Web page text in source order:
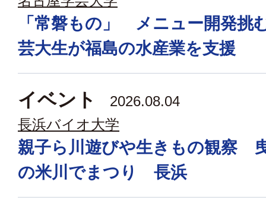
「常磐もの」 メニュー開発
芸大生が福島の水産業を支援
イベント
2026.08.04
長浜バイオ大学
親子ら川遊びや生きもの観察
の米川でまつり 長浜